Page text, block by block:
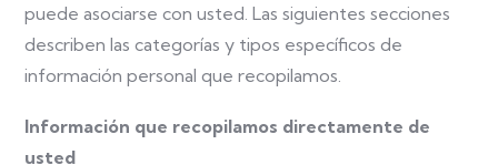
puede asociarse con usted. Las siguientes secciones
describen las categorías y tipos específicos de
información personal que recopilamos.
Información que recopilamos directamente de
usted